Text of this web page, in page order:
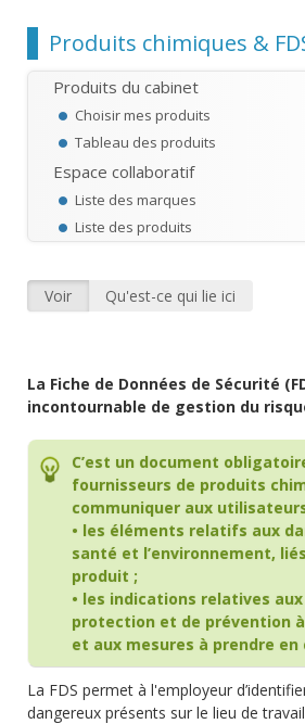
Chemin
Produits chimiques &
Produits du cabinet
Choisir mes produits
Tableau des produits
Espace collaboratif
Liste des marques
Liste des produits
Onglets principaux
Voir (onglet actif)
Qu'est-ce qui lie ici
La Fiche de Données de Sécurité
incontournable de gestion du
C’est un document
fournisseurs de produits
communiquer aux
• les éléments relatifs aux
santé et l’environnement,
produit ;
• les indications relatives
protection et de prévention
et aux mesures à prendre en
La FDS permet à l'employeur
dangereux présents sur le lieu de